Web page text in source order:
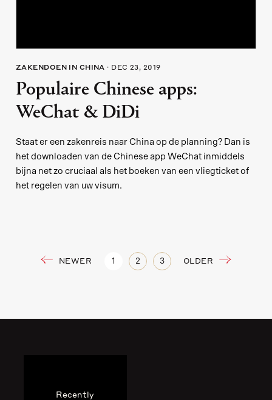
ZAKENDOEN IN CHINA DEC 23, 2019
Populaire Chinese apps:
WeChat & DiDi
Staat er een zakenreis naar China op de planning? Dan is
het downloaden van de Chinese app WeChat inmiddels
bijna net zo cruciaal als het boeken van een vliegticket of
het regelen van uw visum.
NEWER 1 2 3 OLDER
Recently